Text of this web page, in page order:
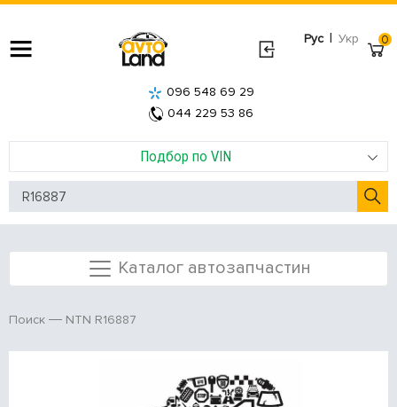
Рус | Укр
Подбор по VIN
096 548 69 29
044 229 53 86
0
Каталог автозапчастин
Поиск NTN R16887